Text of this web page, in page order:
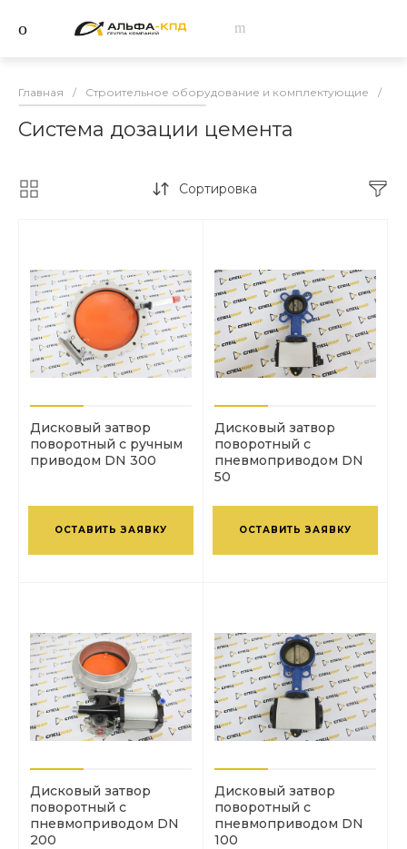
Главная / Строительное оборудование и комплектующие /
Система дозации цемента
Сортировка
Дисковый затвор
поворотный с ручным
приводом DN 300
ОСТАВИТЬ ЗАЯВКУ
Дисковый затвор
поворотный с
пневмоприводом DN
50
ОСТАВИТЬ ЗАЯВКУ
Дисковый затвор
поворотный с
пневмоприводом DN
200
Дисковый затвор
поворотный с
пневмоприводом DN
100